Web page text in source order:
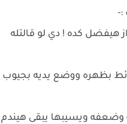
:-
هيفضل كده ! دي لو قالتله
بظهره ووضع يديه بجيوب
وضعفه ويسيبها يبقى هيندم